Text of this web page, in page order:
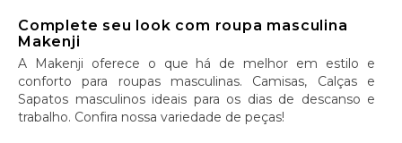
Complete seu look com roupa masculina
Makenji
A Makenji oferece o que há de melhor em estilo e
conforto para roupas masculinas. Camisas, Calças e
Sapatos masculinos ideais para os dias de descanso e
trabalho. Confira nossa variedade de peças!